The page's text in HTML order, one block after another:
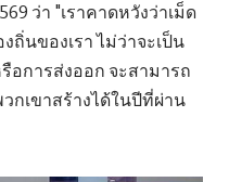
ว่า "เราคาดหวังว่าเม็ด
ถิ่นของเรา ไม่ว่าจะเป็น
อการส่งออก จะสามารถ
กเขาสร้างได้ในปีที่ผ่าน